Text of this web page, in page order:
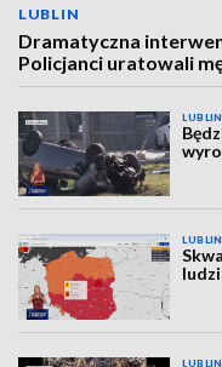
LUBLIN
Dramatyczna
Policjanci uratowali
LUBLIN
LUBLIN
LUBLIN